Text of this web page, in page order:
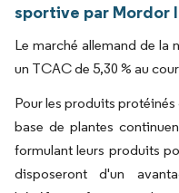
sportive par Mordor
Le marché allemand de
un TCAC de 5,30 % au
Pour les produits
base de plantes
formulant leurs produits
disposeront d'un